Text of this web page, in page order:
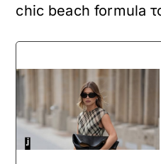
chic beach formula